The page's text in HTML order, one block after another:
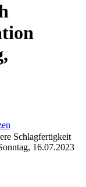
Schlagfertigkeit
16.07.2023